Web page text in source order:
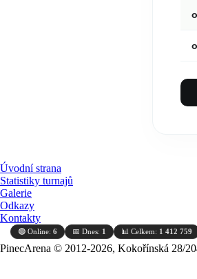
Úvodní strana
Statistiky turnajů
Galerie
Odkazy
Kontakty
🟢 Online: 6 📅 Dnes: 1 📊 Celkem: 1 412 759
PinecArena © 2012-2026, Kokořínská 28/